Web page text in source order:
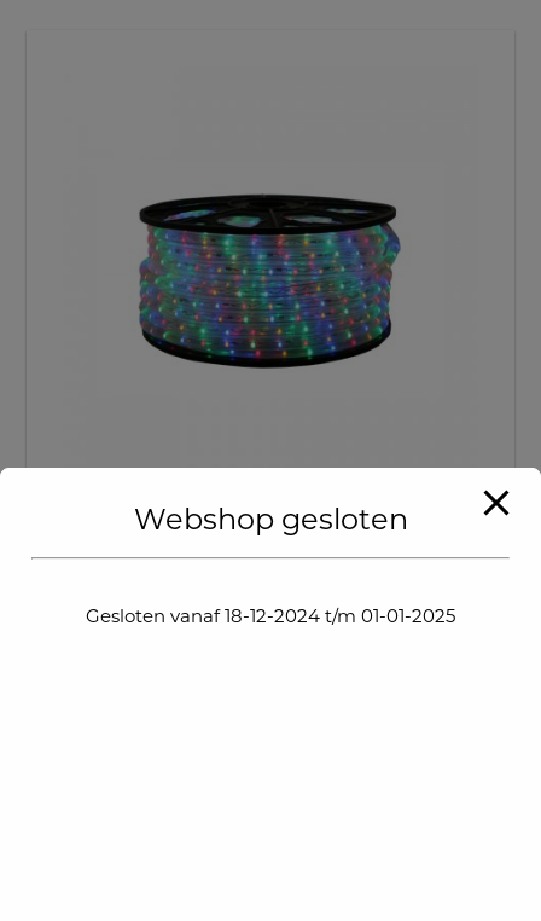
Lichtslang Multi Colour per meter
€4,99
Webshop gesloten
Gesloten vanaf 18-12-2024 t/m 01-01-2025